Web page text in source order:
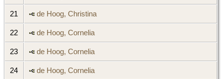
21 de Hoog, Christina
22 de Hoog, Cornelia
23 de Hoog, Cornelia
24 de Hoog, Cornelia